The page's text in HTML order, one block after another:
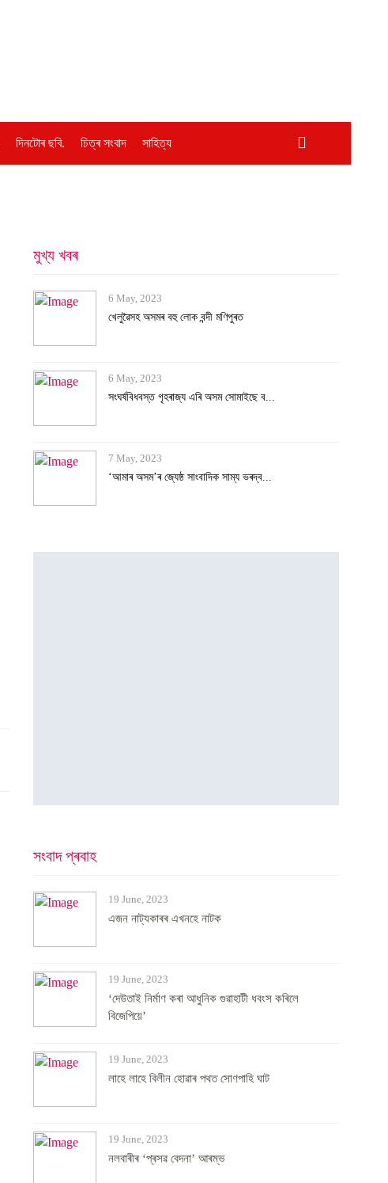
দিনটোৰ ছবি. চিত্ৰ সংবাদ সাহিত্য
মুখ্য খবৰ
6 May, 2023
খেলুৱৈসহ অসমৰ বহু লোক বন্দী মণিপুৰত
6 May, 2023
সংঘৰ্ষবিধবস্ত গৃহৰাজ্য এৰি অসম সোমাইছে ব...
7 May, 2023
‘আমাৰ অসম’ৰ জ্যেষ্ঠ সাংবাদিক সাম্য ভৰদ্ব...
সংবাদ প্ৰবাহ
19 June, 2023
এজন নাট্যকাৰৰ এখনহে নাটক
19 June, 2023
‘দেউতাই নিৰ্মাণ কৰা আধুনিক গুৱাহাটী ধবংস কৰিলে
বিজেপিয়ে’
19 June, 2023
লাহে লাহে বিলীন হোৱাৰ পথত সোণপাহি ঘাট
19 June, 2023
নলবাৰীৰ ‘প্ৰসৱ বেদনা’ আৰম্ভ